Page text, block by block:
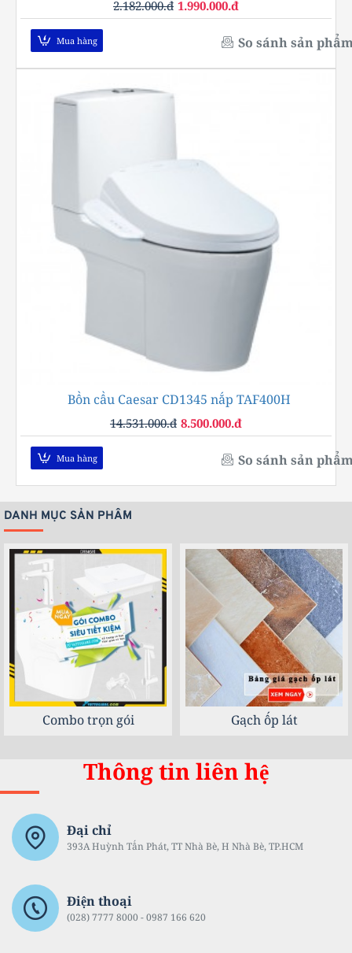
1.990.000.đ
2.182.000.đ
Mua hàng So sánh sản
Bồn cầu Caesar CD1345 nắp TAF400H
8.500.000.đ
14.531.000.đ
Mua hàng So sánh sản
DANH MỤC SẢN PHẨM
Combo trọn gói Gạch ốp lát
Thông tin liên hệ
Đại chỉ
393A Huỳnh Tấn Phát, TT Nhà Bè, H Nhà Bè, TP.HCM
Điện thoại
(028) 7777 8000 - 0987 166 620